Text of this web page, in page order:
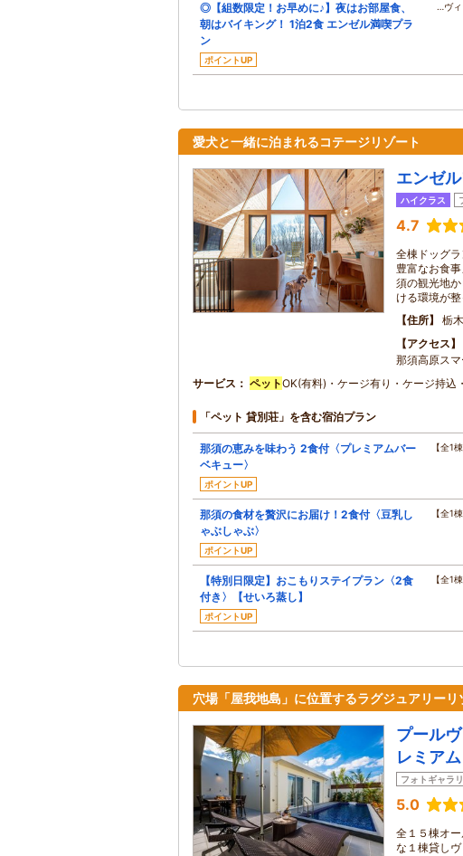
◎【組数限定！お早めに♪】夜はお部屋食、
朝はバイキング！ 1泊2食 エンゼル満喫プラ
ン
ポイントUP
…ヴ
愛犬と一緒に泊まれるコテージリゾート
エンゼ
ハイクラス
4.7
全棟ドッグ
豊富なお食
須の観光地
ける環境が整
住所
栃
アクセス
那須高原ス
サービス ペットOK(有料)・ケージ有り・ケージ持込
「ペット 貸別荘」を含む宿泊プラン
那須の恵みを味わう 2食付〈プレミアムバー
ベキュー〉
ポイントUP
【全1棟
那須の食材を贅沢にお届け！2食付〈豆乳し
ゃぶしゃぶ〉
ポイントUP
【全1棟
【特別日限定】おこもりステイプラン〈2食
付き〉【せいろ蒸し】
ポイントUP
【全1棟
穴場「屋我地島」に位置するラグジュアリーリ
プール
レミアム
フォトギャラ
5.0
全１５棟オ
な１棟貸し